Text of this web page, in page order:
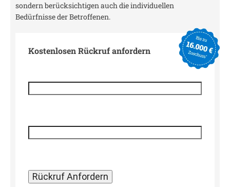
sondern berücksichtigen auch die individuellen
Bedürfnisse der Betroffenen.
Kostenlosen Rückruf anfordern